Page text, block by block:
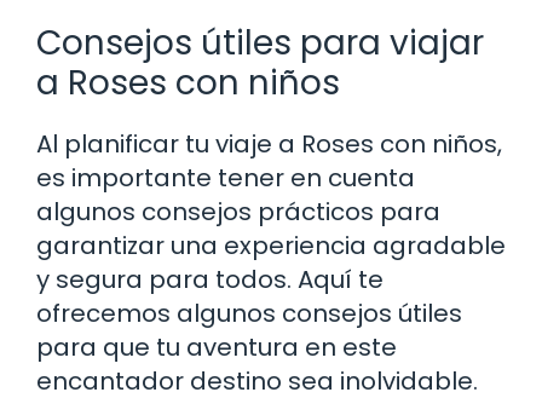
Consejos útiles para viajar
a Roses con niños
Al planificar tu viaje a Roses con niños,
es importante tener en cuenta
algunos consejos prácticos para
garantizar una experiencia agradable
y segura para todos. Aquí te
ofrecemos algunos consejos útiles
para que tu aventura en este
encantador destino sea inolvidable.